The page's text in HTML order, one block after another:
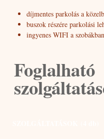
díjmentes parkolás a
buszok részére parkolási
ingyenes WIFI a
Foglalható